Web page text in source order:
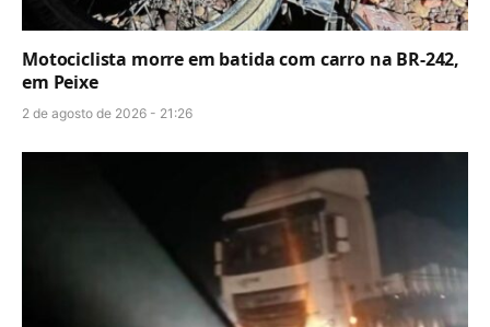
Motociclista morre em batida com carro na BR-242,
em Peixe
2 de agosto de 2026 - 21:26